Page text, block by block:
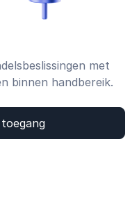
met
binnen handbereik.